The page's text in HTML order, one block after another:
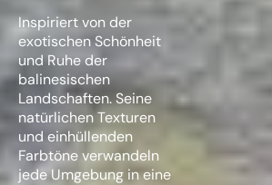
Inspiriert von der
exotischen Schönheit
und Ruhe der
balinesischen
Landschaften. Seine
natürlichen Texturen
und einhüllenden
Farbtöne verwandeln
jede Umgebung in eine